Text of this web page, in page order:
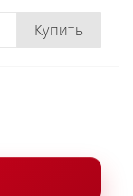
Купить